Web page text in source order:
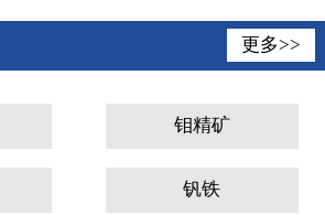
更多>>
钼精矿
钒铁